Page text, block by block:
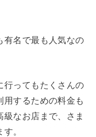
有名で最も人気なの
行ってもたくさんの
するための料金も
級なお店まで、さま
。